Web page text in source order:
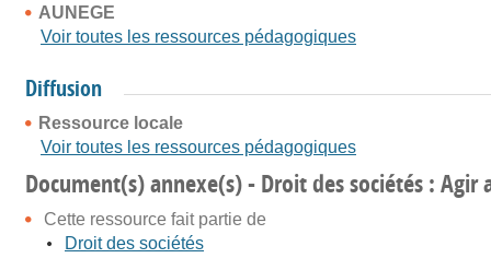
AUNEGE
Voir toutes les ressources pédagogiques
Diffusion
Ressource locale
Voir toutes les ressources pédagogiques
Document(s) annexe(s) - Droit des sociétés : Agir
Cette ressource fait partie de
Droit des sociétés